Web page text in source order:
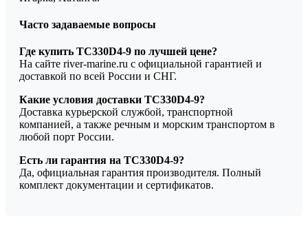
Часто задаваемые вопросы
Где купить TC330D4-9 по лучшей цене?
На сайте river-marine.ru с официальной гарантией и
доставкой по всей России и СНГ.
Какие условия доставки TC330D4-9?
Доставка курьерской службой, транспортной
компанией, а также речным и морским транспортом в
любой порт России.
Есть ли гарантия на TC330D4-9?
Да, официальная гарантия производителя. Полный
комплект документации и сертификатов.